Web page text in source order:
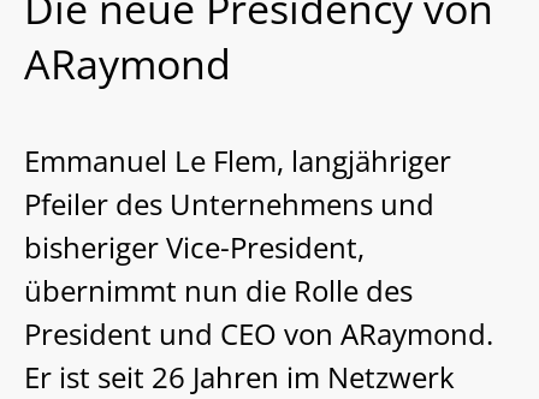
ARaymond
Emmanuel Le Flem, langjähriger
Pfeiler des Unternehmens und
bisheriger Vice-President,
übernimmt nun die Rolle des
President und CEO von ARaymond.
Er ist seit 26 Jahren im Netzwerk